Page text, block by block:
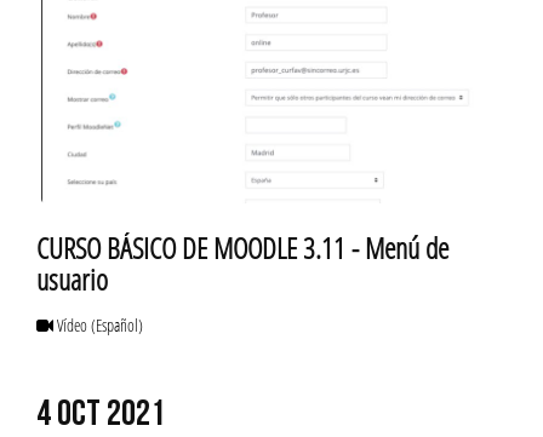
CURSO BÁSICO DE MOODLE 3.11 - Menú de
usuario
Vídeo(Español)
4 OCT 2021